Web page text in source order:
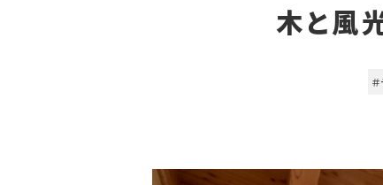
木と風